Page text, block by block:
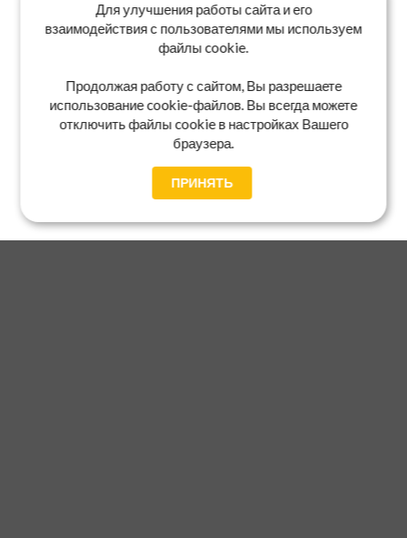
Для улучшения работы сайта и его
взаимодействия с пользователями мы используем
файлы cookie.
Продолжая работу с сайтом, Вы разрешаете
использование cookie-файлов. Вы всегда можете
отключить файлы cookie в настройках Вашего
браузера.
ПРИНЯТЬ